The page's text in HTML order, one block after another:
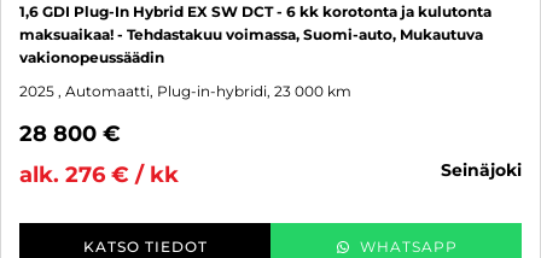
1,6 GDI Plug-In Hybrid EX SW DCT - 6 kk korotonta ja kulutonta
maksuaikaa! - Tehdastakuu voimassa, Suomi-auto, Mukautuva
vakionopeussäädin
2025 , Automaatti, Plug-in-hybridi, 23 000 km
28 800 €
alk. 276 € / kk
seinäjoki
KATSO TIEDOT WHATSAPP